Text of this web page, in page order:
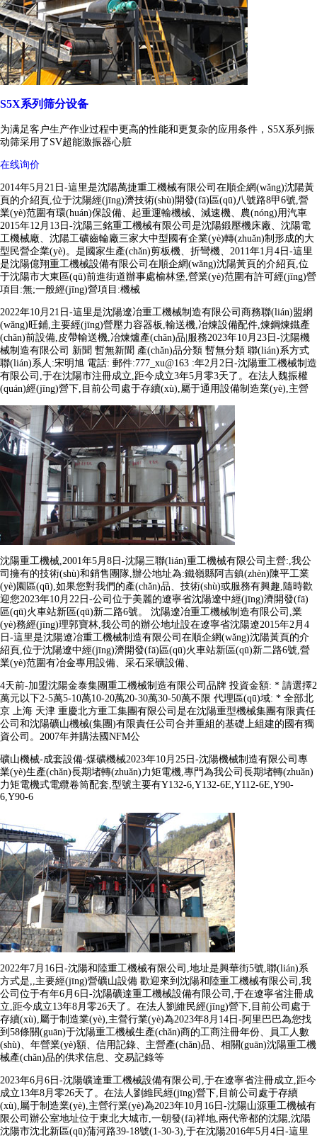
S5X系列筛分设备
为满足客户生产作业过程中更高的性能和更复杂的应用条件，S5X系列振
动筛采用了SV超能激振器心脏
在线询价
2014年5月21日-這里是沈陽萬捷重工機械有限公司在順企網(wǎng)沈陽黃
頁的介紹頁,位于沈陽經(jīng)濟技術(shù)開發(fā)區(qū)八號路8甲6號,營
業(yè)范圍有環(huán)保設備、起重運輸機械、減速機、農(nóng)用汽車
2015年12月13日-沈陽三銘重工機械有限公司是沈陽鍛壓機床廠、沈陽電
工機械廠、沈陽工礦齒輪廠三家大中型國有企業(yè)轉(zhuǎn)制形成的大
型民營企業(yè)。是國家生產(chǎn)剪板機、折彎機、2011年1月4日-這里
是沈陽億翔重工機械設備有限公司在順企網(wǎng)沈陽黃頁的介紹頁,位
于沈陽市大東區(qū)前進街道辦事處榆林堡,營業(yè)范圍有許可經(jīng)營
項目:無;一般經(jīng)營項目:機械
2022年10月21日-這里是沈陽遼冶重工機械制造有限公司商務聯(lián)盟網
(wǎng)旺鋪,主要經(jīng)營壓力容器板,輸送機,冶煉設備配件,煉鋼煉鐵產
(chǎn)前設備,皮帶輸送機,冶煉爐產(chǎn)品|服務2023年10月23日-沈陽機
械制造有限公司 新聞 暫無新聞 產(chǎn)品分類 暫無分類 聯(lián)系方式
聯(lián)系人:宋明旭 電話: 郵件:777_xu@163 :年2月2日-沈陽重工機械制造
有限公司,于在沈陽市注冊成立,距今成立3年5月零3天了。在法人魏振權
(quán)經(jīng)營下,目前公司處于存續(xù),屬于通用設備制造業(yè),主營
沈陽重工機械,2001年5月8日-沈陽三聯(lián)重工機械有限公司主營:,我公
司擁有的技術(shù)和銷售團隊,辦公地址為:鐵嶺縣阿吉鎮(zhèn)陳平工業
(yè)園區(qū),如果您對我們的產(chǎn)品、技術(shù)或服務有興趣,隨時歡
迎您2023年10月22日-公司位于美麗的遼寧省沈陽遼中經(jīng)濟開發(fā)
區(qū)火車站新區(qū)新二路6號。 沈陽遼冶重工機械制造有限公司,業
(yè)務經(jīng)理郭寶林,我公司的辦公地址設在遼寧省沈陽遼2015年2月4
日-這里是沈陽遼冶重工機械制造有限公司在順企網(wǎng)沈陽黃頁的介
紹頁,位于沈陽遼中經(jīng)濟開發(fā)區(qū)火車站新區(qū)新二路6號,營
業(yè)范圍有冶金專用設備、采石采礦設備、
4天前-加盟沈陽金泰集團重工機械制造有限公司品牌 投資金額: * 請選擇2
萬元以下2-5萬5-10萬10-20萬20-30萬30-50萬不限 代理區(qū)域: * 全部北
京 上海 天津 重慶北方重工集團有限公司是在沈陽重型機械集團有限責任
公司和沈陽礦山機械(集團)有限責任公司合并重組的基礎上組建的國有獨
資公司。2007年并購法國NFM公
礦山機械-成套設備-煤礦機械2023年10月25日-沈陽機械制造有限公司專
業(yè)生產(chǎn)長期堵轉(zhuǎn)力矩電機,專門為我公司長期堵轉(zhuǎn)
力矩電機式電纜卷筒配套,型號主要有Y132-6,Y132-6E,Y112-6E,Y90-
6,Y90-6
2022年7月16日-沈陽和陸重工機械有限公司,地址是興華街5號,聯(lián)系
方式是,,主要經(jīng)營礦山設備 歡迎來到沈陽和陸重工機械有限公司,我
公司位于有年6月6日-沈陽礦達重工機械設備有限公司,于在遼寧省注冊成
立,距今成立13年8月零26天了。在法人劉維民經(jīng)營下,目前公司處于
存續(xù),屬于制造業(yè),主營行業(yè)為2023年8月14日-阿里巴巴為您找
到58條關(guān)于沈陽重工機械生產(chǎn)商的工商注冊年份、員工人數
(shù)、年營業(yè)額、信用記錄、主營產(chǎn)品、相關(guān)沈陽重工機
械產(chǎn)品的供求信息、交易記錄等
2023年6月6日-沈陽礦達重工機械設備有限公司,于在遼寧省注冊成立,距今
成立13年8月零26天了。在法人劉維民經(jīng)營下,目前公司處于存續
(xù),屬于制造業(yè),主營行業(yè)為2023年10月16日-沈陽山源重工機械有
限公司辦公室地址位于東北大城市,一朝發(fā)祥地,兩代帝都的沈陽,沈陽
沈陽市沈北新區(qū)蒲河路39-18號(1-30-3),于在沈陽2016年5月4日-這里